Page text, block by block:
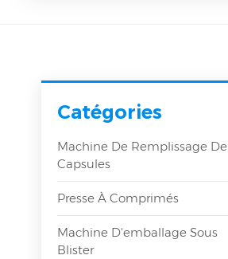
Catégories
Machine De Remplissage De
Capsules
Presse À Comprimés
Machine D'emballage Sous
Blister